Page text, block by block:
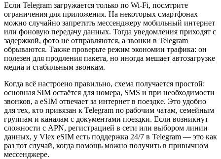
Если Telegram загружается только по Wi‑Fi, посмтрите
ограничения для приложения. На некоторых смартфонах
можно случайно запретить мессенджеру мобильный интернет
или фоновую передачу данных. Тогда уведомления приходят с
задержкой, фото не отправляются, а звонки в Telegram
обрываются. Также проверьте режим экономии трафика: он
полезен для продления пакета, но иногда мешает автозагрузке
медиа и стабильным звонкам.
Когда всё настроено правильно, схема получается простой:
основная SIM остаётся для номера, SMS и при необходимости
звонков, а eSIM отвечает за интернет в поездке. Это удобно
для тех, кто привязан к Telegram по рабочим чатам, семейным
группам и каналам с документами поездки. Если возникнут
сложности с APN, регистрацией в сети или выбором линии
данных, у Vlex eSIM есть поддержка 24/7 в Telegram — это как
раз тот случай, когда помощь можно получить в привычном
мессенджере.